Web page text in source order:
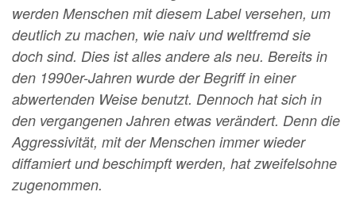
werden Menschen mit diesem Label versehen, um
deutlich zu machen, wie naiv und weltfremd sie
doch sind. Dies ist alles andere als neu. Bereits in
den 1990er-Jahren wurde der Begriff in einer
abwertenden Weise benutzt. Dennoch hat sich in
den vergangenen Jahren etwas verändert. Denn die
Aggressivität, mit der Menschen immer wieder
diffamiert und beschimpft werden, hatzweifelsohne
zugenommen.